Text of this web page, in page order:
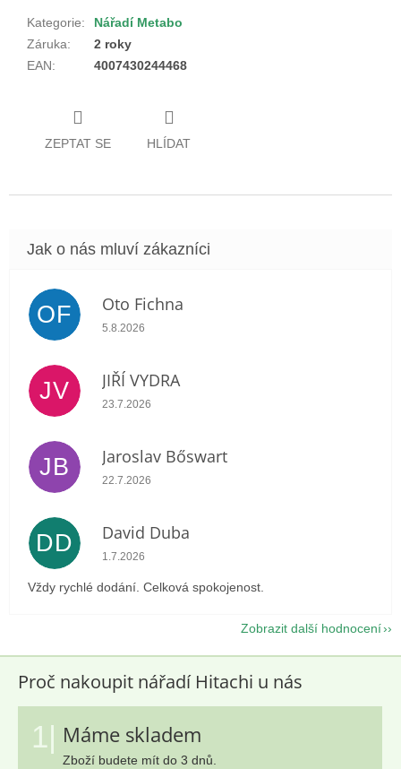
Kategorie:
Nářadí Metabo
Záruka:
2 roky
EAN: 4007430244468
ZEPTAT SE HLÍDAT
OF Oto Fichna
Hodnocení obchodu je 5 z 5 hvězdiček.
5.8.2026
JV JIŘÍ VYDRA
Hodnocení obchodu je 5 z 5 hvězdiček.
23.7.2026
JB Jaroslav Bőswart
Hodnocení obchodu je 5 z 5 hvězdiček.
22.7.2026
DD David Duba
Hodnocení obchodu je 5 z 5 hvězdiček.
1.7.2026
Vždy rychlé dodání. Celková spokojenost.
Zobrazit další hodnocení
Proč nakoupit nářadí Hitachi u nás
1| Máme skladem
Zboží budete mít do 3 dnů.